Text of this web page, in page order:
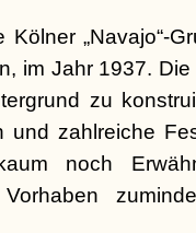
„Navajo“-
im Jahr 1937.
zu
und zahlreiche
noch